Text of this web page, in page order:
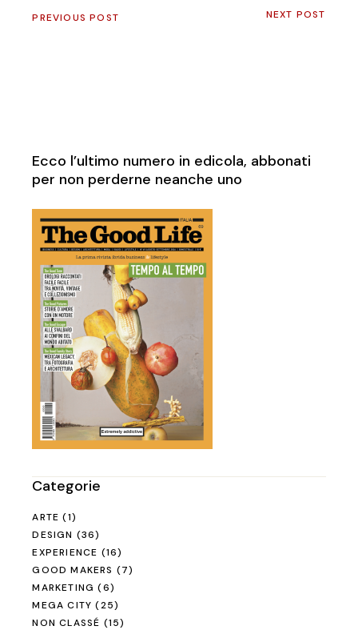
PREVIOUS POST NEXT POST
Ecco l’ultimo numero in edicola, abbonati
per non perderne neanche uno
Categorie
ARTE (1)
DESIGN (36)
EXPERIENCE (16)
GOOD MAKERS (7)
MARKETING (6)
MEGA CITY (25)
NON CLASSÉ (15)